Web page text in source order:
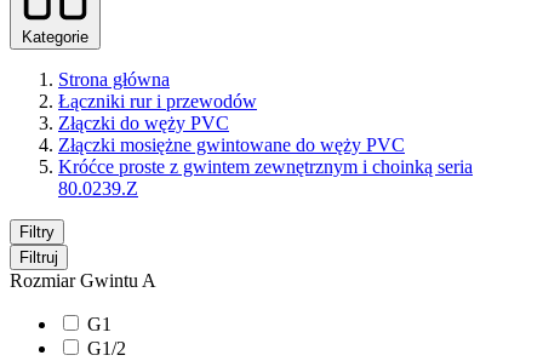
Kategorie
Strona główna
Łączniki rur i przewodów
Złączki do węży PVC
Złączki mosiężne gwintowane do węży PVC
Króćce proste z gwintem zewnętrznym i choinką seria
80.0239.Z
Filtry
Filtruj
Rozmiar Gwintu A
G1
G1/2